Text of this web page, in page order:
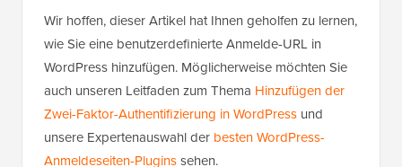
Wir hoffen, dieser Artikel hat Ihnen geholfen zu lernen,
wie Sie eine benutzerdefinierte Anmelde-URL in
WordPress hinzufügen. Möglicherweise möchten Sie
auch unseren Leitfaden zum Thema Hinzufügen der
Zwei-Faktor-Authentifizierung in WordPress und
unsere Expertenauswahl der besten WordPress-
Anmeldeseiten-Pluginssehen.